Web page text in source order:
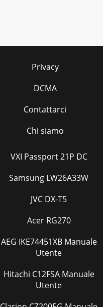
Privacy
DCMA
Contattarci
Chi siamo
VXI Passport 21P DC
Samsung LW26A33W
JVC DX-T5
Acer RG270
AEG IKE74451XB Manuale
Utente
Hitachi C12FSA Manuale
Utente